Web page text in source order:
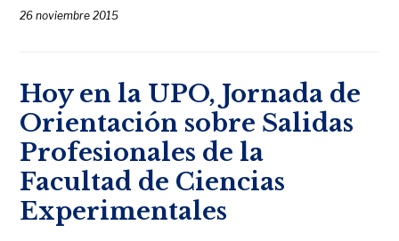
26 noviembre 2015
Hoy en la UPO, Jornada de
Orientación sobre Salidas
Profesionales de la
Facultad de Ciencias
Experimentales